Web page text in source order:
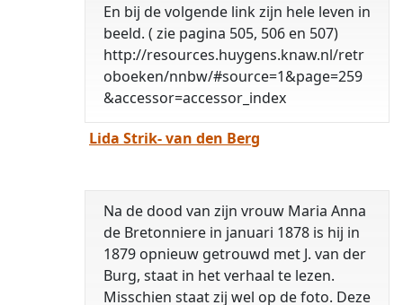
En bij de volgende link zijn hele leven in
beeld. ( zie pagina 505, 506 en 507)
http://resources.huygens.knaw.nl/retr
oboeken/nnbw/#source=1&page=259
&accessor=accessor_index
Lida Strik- van den Berg
Na de dood van zijn vrouw Maria Anna
de Bretonniere in januari 1878 is hij in
1879 opnieuw getrouwd met J. van der
Burg, staat in het verhaal te lezen.
Misschien staat zij wel op de foto. Deze